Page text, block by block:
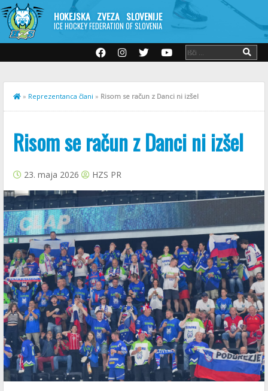
HOKEJSKA ZVEZA SLOVENIJE
ICE HOCKEY FEDERATION OF SLOVENIA
» Reprezentanca člani » Risom se račun z Danci ni izšel
Risom se račun z Danci ni izšel
23. maja 2026 HZS PR